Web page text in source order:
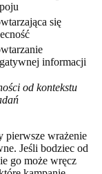
się
informacji
od kontekstu
pierwsze wrażenie
Jeśli bodziec od
go może wręcz